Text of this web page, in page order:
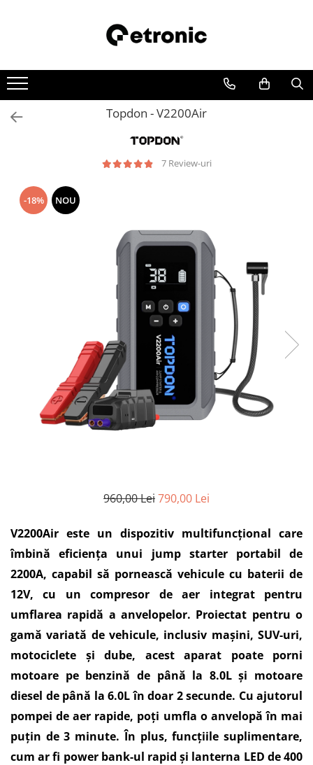
Topdon - V2200Air
7 Review-uri
-18% NOU
960,00 Lei790,00 Lei
V2200Air este un dispozitiv multifuncțional care
îmbină eficiența unui jump starter portabil de
2200A, capabil să pornească vehicule cu baterii de
12V, cu un compresor de aer integrat pentru
umflarea rapidă a anvelopelor. Proiectat pentru o
gamă variată de vehicule, inclusiv mașini, SUV-uri,
motociclete și dube, acest aparat poate porni
motoare pe benzină de până la 8.0L și motoare
diesel de până la 6.0L în doar 2 secunde. Cu ajutorul
pompei de aer rapide, poți umfla o anvelopă în mai
puțin de 3 minute. În plus, funcțiile suplimentare,
cum ar fi power bank-ul rapid și lanterna LED de 400